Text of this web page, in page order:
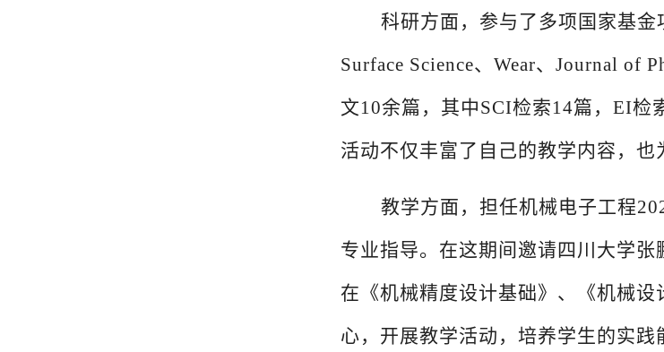
科研方面，参与了多项国家基金
Surface Science、Wear、Journal of
文10余篇，其中SCI检索14篇，EI检
活动不仅丰富了自己的教学内容，也
教学方面，担任机械电子工程
专业指导。在这期间邀请四川大学张
在《机械精度设计基础》、《机械
心，开展教学活动，培养学生的实